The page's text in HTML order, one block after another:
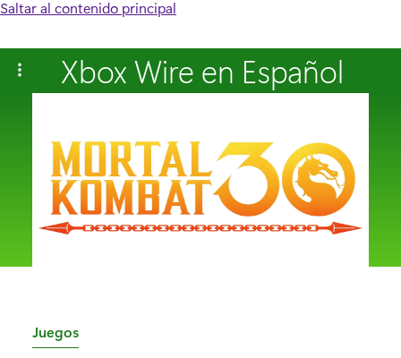
Saltar al contenido principal
Xbox Wire en Español
C
Juegos